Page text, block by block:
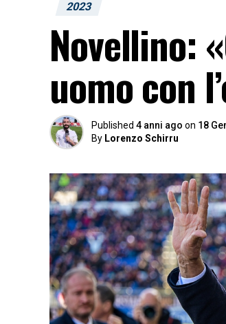
2023
Novellino:
uomo con
Published 4 anni ago on 18
By Lorenzo Schirru